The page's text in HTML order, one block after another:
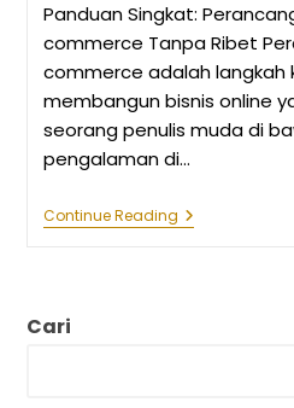
Panduan Singkat:
commerce Tanpa Ribet
commerce adalah langkah
membangun bisnis online
seorang penulis muda di
pengalaman di…
Continue ReadingPanduan
Singkat:
Cari